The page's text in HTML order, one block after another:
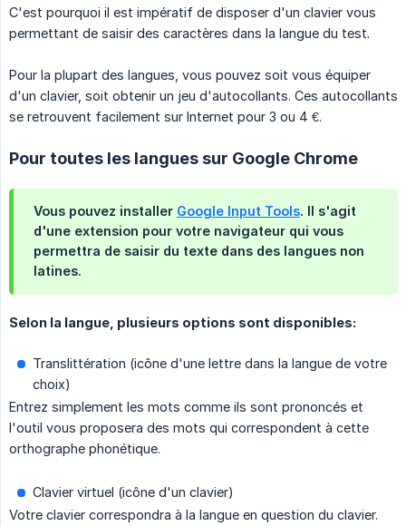
C'est pourquoi il est impératif de disposer d'un clavier vous
permettant de saisir des caractères dans la langue du test.
Pour la plupart des langues, vous pouvez soit vous équiper
d'un clavier, soit obtenir un jeu d'autocollants. Ces autocollants
se retrouvent facilement sur Internet pour 3 ou 4 €.
Pour toutes les langues sur Google Chrome
Vous pouvez installer Google Input Tools. Il s'agit
d'une extension pour votre navigateur qui vous
permettra de saisir du texte dans des langues non
latines.
Selon la langue, plusieurs options sont disponibles:
Translittération (icône d'une lettre dans la langue de votre
choix)
Entrez simplement les mots comme ils sont prononcés et
l'outil vous proposera des mots qui correspondent à cette
orthographe phonétique.
Clavier virtuel (icône d'un clavier)
Votre clavier correspondra à la langue en question du clavier.